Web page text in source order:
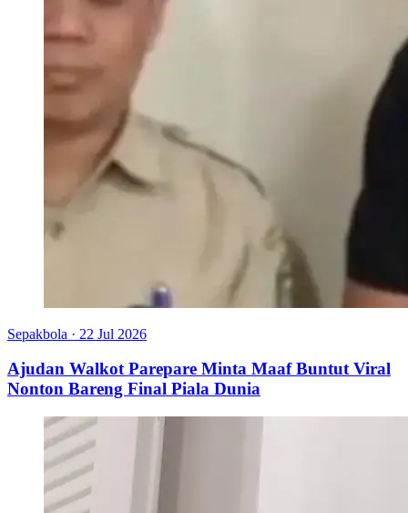
Sepakbola · 22 Jul 2026
Ajudan Walkot Parepare Minta Maaf Buntut Viral
Nonton Bareng Final Piala Dunia